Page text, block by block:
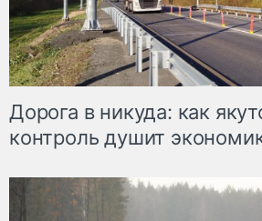
Дорога в никуда: как
контроль душит